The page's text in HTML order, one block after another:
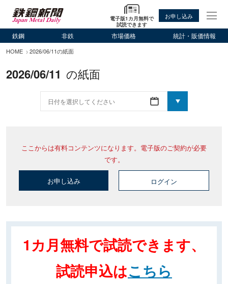
電子版1カ月無料で
試読できます
お申し込み
鉄鋼 非鉄 市場価格 統計・販価情報
HOME 2026/06/11の紙面
2026/06/11 の紙面
ここからは有料コンテンツになります。電子版のご契約が必要
です。
お申し込み ログイン
1カ月無料で試読できます、
試読申込はこちら